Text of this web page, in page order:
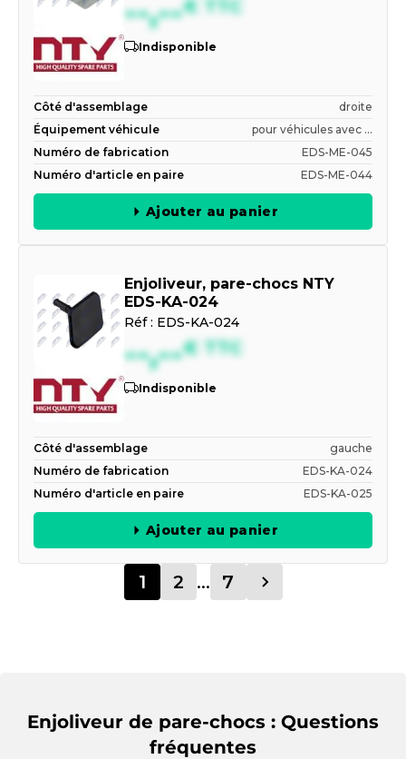
--,--€ TTC
Indisponible
Côté d'assemblage
droite
Équipement véhicule
pour véhicules avec ...
Numéro de fabrication
EDS-ME-045
Numéro d'article en paire
EDS-ME-044
Ajouter au panier
Enjoliveur, pare-chocs NTY
EDS-KA-024
Réf : EDS-KA-024
--,--€ TTC
Indisponible
Côté d'assemblage
gauche
Numéro de fabrication
EDS-KA-024
Numéro d'article en paire
EDS-KA-025
Ajouter au panier
1 2 ... 7
Enjoliveur de pare-chocs : Questions
fréquentes